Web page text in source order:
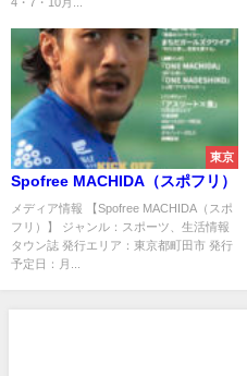
東京
Spofree MACHIDA（スポフリ）
メディア情報 【Spofree MACHIDA（スポ
フリ）】 ジャンル：スポーツ、生活情報
タウン誌 発行エリア：東京都町田市 発行
予定日：月...